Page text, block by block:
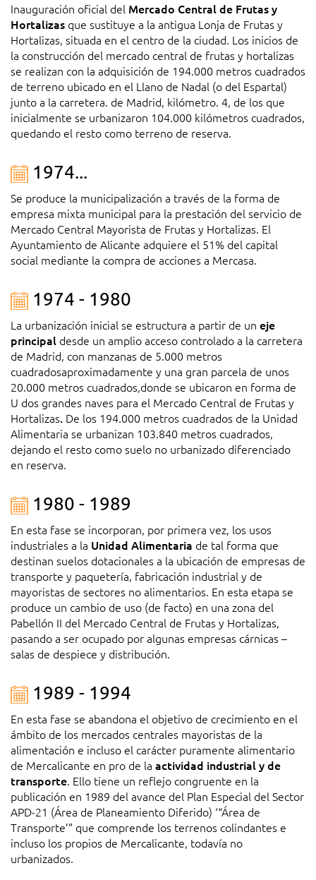
Inauguración oficial del Mercado Central de Frutas y
Hortalizas que sustituye a la antigua Lonja de Frutas y
Hortalizas, situada en el centro de la ciudad. Los inicios de
la construcción del mercado central de frutas y hortalizas
se realizan con la adquisición de 194.000 metros cuadrados
de terreno ubicado en el Llano de Nadal (o del Espartal)
junto a la carretera. de Madrid, kilómetro. 4, de los que
inicialmente se urbanizaron 104.000 kilómetros cuadrados,
quedando el resto como terreno de reserva.
1974...
Se produce la municipalización a través de la forma de
empresa mixta municipal para la prestación del servicio de
Mercado Central Mayorista de Frutas y Hortalizas. El
Ayuntamiento de Alicante adquiere el 51% del capital
social mediante la compra de acciones a Mercasa.
1974 - 1980
La urbanización inicial se estructura a partir de un eje
principal desde un amplio acceso controlado a la carretera
de Madrid, con manzanas de 5.000 metros
cuadradosaproximadamente y una gran parcela de unos
20.000 metros cuadrados,donde se ubicaron en forma de
U dos grandes naves para el Mercado Central de Frutas y
Hortalizas. De los 194.000 metros cuadrados de la Unidad
Alimentaria se urbanizan 103.840 metros cuadrados,
dejando el resto como suelo no urbanizado diferenciado
en reserva.
1980 - 1989
En esta fase se incorporan, por primera vez, los usos
industriales a la Unidad Alimentaria de tal forma que
destinan suelos dotacionales a la ubicación de empresas de
transporte y paquetería, fabricación industrial y de
mayoristas de sectores no alimentarios. En esta etapa se
produce un cambio de uso (de facto) en una zona del
Pabellón II del Mercado Central de Frutas y Hortalizas,
pasando a ser ocupado por algunas empresas cárnicas –
salas de despiece y distribución.
1989 - 1994
En esta fase se abandona el objetivo de crecimiento en el
ámbito de los mercados centrales mayoristas de la
alimentación e incluso el carácter puramente alimentario
de Mercalicante en pro de la actividad industrial y de
transporte. Ello tiene un reflejo congruente en la
publicación en 1989 del avance del Plan Especial del Sector
APD-21 (Área de Planeamiento Diferido) ‘“Área de
Transporte’” que comprende los terrenos colindantes e
incluso los propios de Mercalicante, todavía no
urbanizados.